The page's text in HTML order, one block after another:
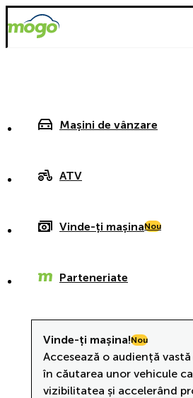
Mașini de vânzare
ATV
Vinde-ți mașinaNou
Parteneriate
Vinde-ți mașina!Nou
Accesează o audiență
în căutarea unor vehicule
vizibilitatea și accelerând